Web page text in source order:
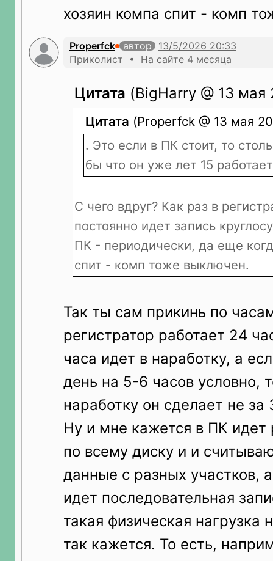
хозяин компа спит - комп
Properfck
автор
Приколист • На сайте 4 месяца
Цитата (BigHarry @ 13
Цитата (Properfck @ 13 мая
. Это если в ПК стоит, то
бы что он уже лет 15 работает
С чего вдруг? Как раз в
постоянно идет запись
ПК - периодически, да еще
спит - комп тоже выключен.
Так ты сам прикинь по
регистратор работает 24
часа идет в наработку, а
день на 5-6 часов условно,
наработку он сделает не за
Ну и мне кажется в ПК идет
по всему диску и и
данные с разных участков,
идет последовательная
такая физическая нагрузка
так кажется. То есть,